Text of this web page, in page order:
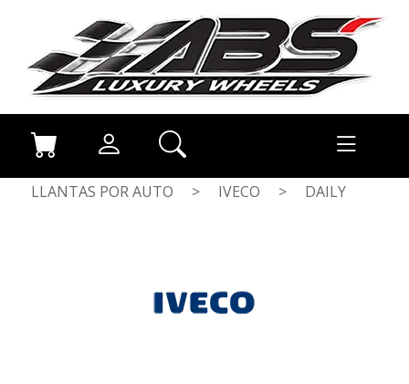
LLANTAS POR AUTO > IVECO > DAILY